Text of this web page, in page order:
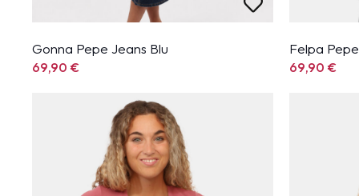
Gonna Pepe Jeans Blu
69,90€
Felpa
69,90€